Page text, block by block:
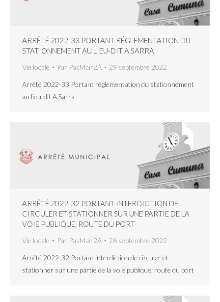
ARRÊTÉ 2022-33 PORTANT RÉGLEMENTATION DU
STATIONNEMENT AU LIEU-DIT A SARRA
Vie locale Par PasMair2A 29 septembre 2022
Arrêté 2022-33 Portant réglementation du stationnement
au lieu-dit A Sarra
ARRÊTÉ 2022-32 PORTANT INTERDICTION DE
CIRCULER ET STATIONNER SUR UNE PARTIE DE LA
VOIE PUBLIQUE, ROUTE DU PORT
Vie locale Par PasMair2A 26 septembre 2022
Arrêté 2022-32 Portant interdiction de circuler et
stationner sur une partie de la voie publique, route du port